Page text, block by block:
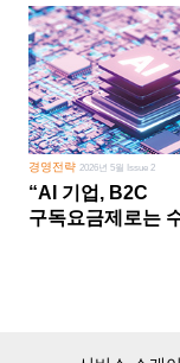
경영전략 2026년 5월 Issue 2
“AI 기업, B2C
구독요금제로는